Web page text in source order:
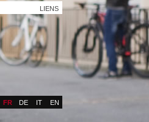
LIENS
FR DE IT EN